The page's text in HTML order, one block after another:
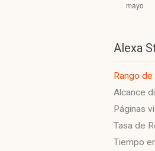
Alexa
Rango
Alcance
Páginas
Tasa de
Tiempo